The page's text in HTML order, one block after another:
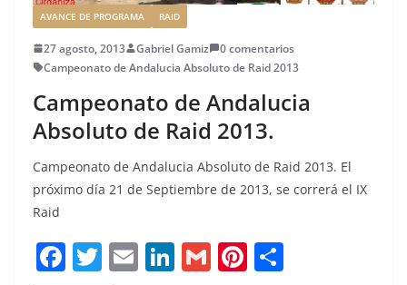
AVANCE DE PROGRAMA RAID
27 agosto, 2013 Gabriel Gamiz
0 comentarios
Campeonato de Andalucia Absoluto de Raid 2013
Campeonato de Andalucia
Absoluto de Raid 2013.
Campeonato de Andalucia Absoluto de Raid 2013. El
próximo día 21 de Septiembre de 2013, se correrá el IX
Raid
F T E Li G Pi